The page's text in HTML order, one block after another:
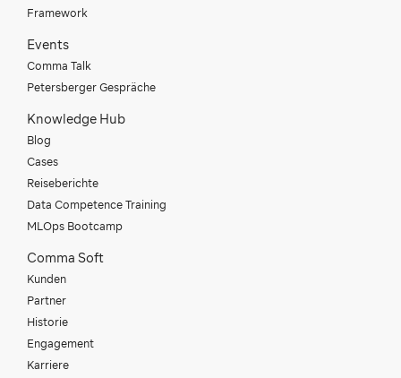
Framework
Events
Comma Talk
Petersberger Gespräche
Knowledge Hub
Blog
Cases
Reiseberichte
Data Competence Training
MLOps Bootcamp
Comma Soft
Kunden
Partner
Historie
Engagement
Karriere